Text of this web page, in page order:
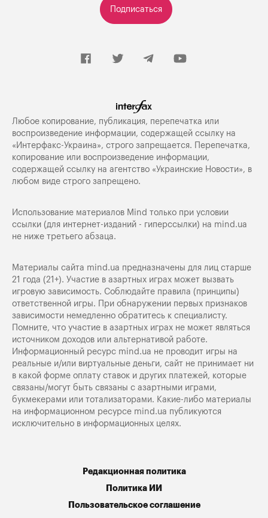
Подписаться
Любое копирование, публикация, перепечатка или
воспроизведение информации, содержащей ссылку на
«Интерфакс-Украина», строго запрещается. Перепечатка,
копирование или воспроизведение информации,
содержащей ссылку на агентство «Украинские Новости», в
любом виде строго запрещено.
Использование материалов Mind только при условии
ссылки (для интернет-изданий - гиперссылки) на mind.ua
не ниже третьего абзаца.
Материалы сайта mind.ua предназначены для лиц старше
21 года (21+). Участие в азартных играх может вызвать
игровую зависимость. Соблюдайте правила (принципы)
ответственной игры. При обнаружении первых признаков
зависимости немедленно обратитесь к специалисту.
Помните, что участие в азартных играх не может являться
источником доходов или альтернативой работе.
Информационный ресурс mind.ua не проводит игры на
реальные и/или виртуальные деньги, сайт не принимает ни
в какой форме оплату ставок и других платежей, которые
связаны/могут быть связаны с азартными играми,
букмекерами или тотализаторами. Какие-либо материалы
на информационном ресурсе mind.ua публикуются
исключительно в информационных целях.
Редакционная политика
Политика ИИ
Пользовательское соглашение